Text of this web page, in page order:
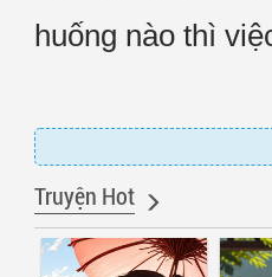
huống nào thì
Truyện Hot